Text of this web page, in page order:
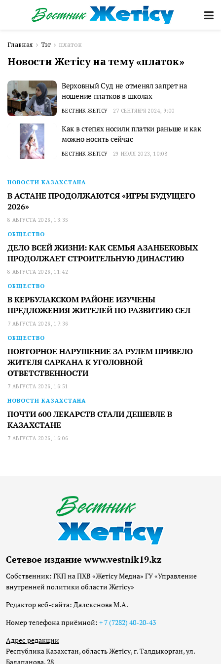
Главная Тэг платок
Новости Жетісу на тему «платок»
Верховный Суд не отменял запрет на
ношение платков в школах
ВЕСТНИК ЖЕТІСУ 27 СЕНТЯБРЯ 2024, 9:00
Как в степях носили платки раньше и как
можно носить сейчас
ВЕСТНИК ЖЕТІСУ 29 ИЮЛЯ 2023, 10:08
НОВОСТИ КАЗАХСТАНА
В АСТАНЕ ПРОДОЛЖАЮТСЯ «ИГРЫ БУДУЩЕГО
2026»
8 АВГУСТА 2026, 13:35
ОБЩЕСТВО
ДЕЛО ВСЕЙ ЖИЗНИ: КАК СЕМЬЯ АЗАНБЕКОВЫХ
ПРОДОЛЖАЕТ СТРОИТЕЛЬНУЮ ДИНАСТИЮ
8 АВГУСТА 2026, 11:42
ОБЩЕСТВО
В КЕРБУЛАКСКОМ РАЙОНЕ ИЗУЧЕНЫ
ПРЕДЛОЖЕНИЯ ЖИТЕЛЕЙ ПО РАЗВИТИЮ СЕЛ
7 АВГУСТА 2026, 17:36
ОБЩЕСТВО
ПОВТОРНОЕ НАРУШЕНИЕ ЗА РУЛЕМ ПРИВЕЛО
ЖИТЕЛЯ САРКАНА К УГОЛОВНОЙ
ОТВЕТСТВЕННОСТИ
7 АВГУСТА 2026, 16:51
НОВОСТИ КАЗАХСТАНА
ПОЧТИ 600 ЛЕКАРСТВ СТАЛИ ДЕШЕВЛЕ В
КАЗАХСТАНЕ
7 АВГУСТА 2026, 16:06
Сетевое издание www.vestnik19.kz
Собственник: ГКП на ПХВ «Жетісу Медиа» ГУ «Управление
внутренней политики области Жетісу»
Редактор веб-сайта: Далекенова М.А.
Номер телефона приёмной: + 7 (7282) 40-20-43
Адрес редакции
Республика Казахстан, область Жетісу, г. Талдыкорган, ул.
Балапанова, 28